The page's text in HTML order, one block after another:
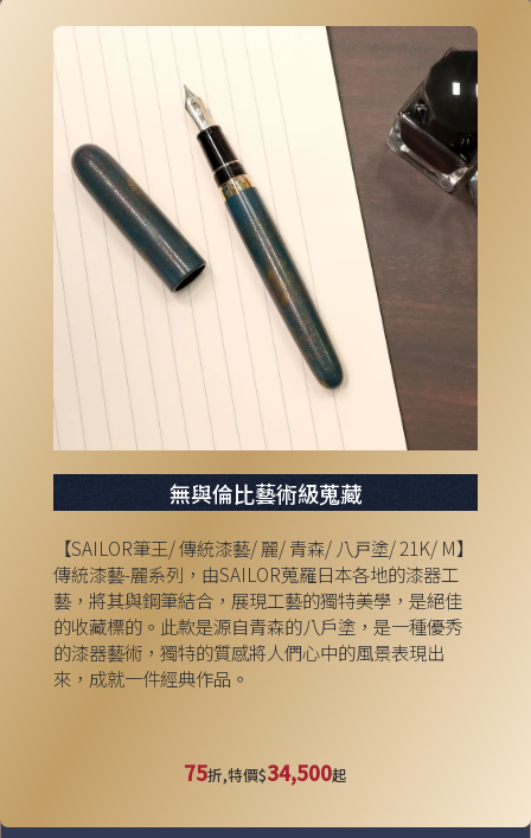
無與倫比藝術級蒐藏
【SAILOR筆王/ 傳統漆藝/ 麗/ 青森/ 八戸塗/ 21K/ M】
傳統漆藝-麗系列，由SAILOR蒐羅日本各地的漆器工
藝，將其與鋼筆結合，展現工藝的獨特美學，是絕佳
的收藏標的。此款是源自青森的八戶塗，是一種優秀
的漆器藝術，獨特的質感將人們心中的風景表現出
來，成就一件經典作品。
75折,特價$34,500起